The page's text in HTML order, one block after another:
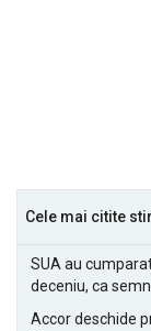
Cele mai citite
SUA au
deceniu, ca
Accor deschide